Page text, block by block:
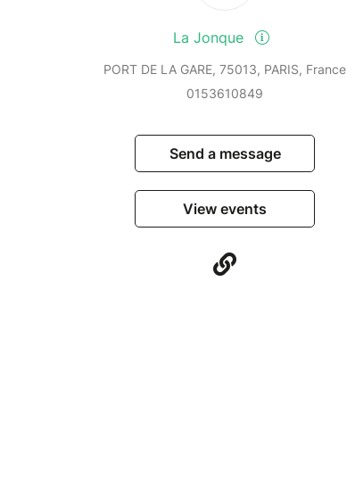
La Jonque
PORT DE LA GARE, 75013, PARIS, France
0153610849
Send a message
View events